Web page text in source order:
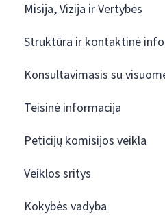
Misija, Vizija ir Vertybės
Struktūra ir kontaktinė
Konsultavimasis su
Teisinė informacija
Peticijų komisijos veikla
Veiklos sritys
Kokybės vadyba